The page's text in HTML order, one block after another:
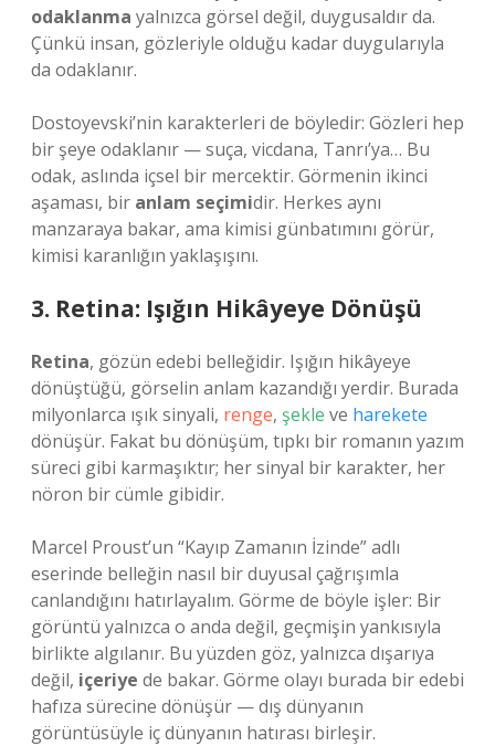
odaklanma yalnızca görsel değil, duygusaldır da.
Çünkü insan, gözleriyle olduğu kadar duygularıyla
da odaklanır.
Dostoyevski’nin karakterleri de böyledir: Gözleri hep
bir şeye odaklanır — suça, vicdana, Tanrı’ya… Bu
odak, aslında içsel bir mercektir. Görmenin ikinci
aşaması, bir anlam seçimidir. Herkes aynı
manzaraya bakar, ama kimisi günbatımını görür,
kimisi karanlığın yaklaşışını.
3. Retina: Işığın Hikâyeye Dönüşü
Retina, gözün edebi belleğidir. Işığın hikâyeye
dönüştüğü, görselin anlam kazandığı yerdir. Burada
milyonlarca ışık sinyali, renge, şekle ve harekete
dönüşür. Fakat bu dönüşüm, tıpkı bir romanın yazım
süreci gibi karmaşıktır; her sinyal bir karakter, her
nöron bir cümle gibidir.
Marcel Proust’un “Kayıp Zamanın İzinde” adlı
eserinde belleğin nasıl bir duyusal çağrışımla
canlandığını hatırlayalım. Görme de böyle işler: Bir
görüntü yalnızca o anda değil, geçmişin yankısıyla
birlikte algılanır. Bu yüzden göz, yalnızca dışarıya
değil, içeriye de bakar. Görme olayı burada bir edebi
hafıza sürecine dönüşür — dış dünyanın
görüntüsüyle iç dünyanın hatırası birleşir.